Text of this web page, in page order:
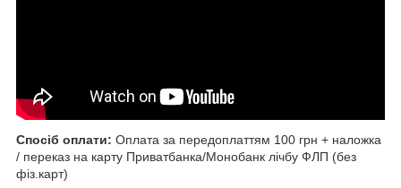
Спосіб оплати: Оплата за передоплаттям 100 грн + наложка
/ переказ на карту Приватбанка/Монобанк лічбу ФЛП (без
фіз.карт)